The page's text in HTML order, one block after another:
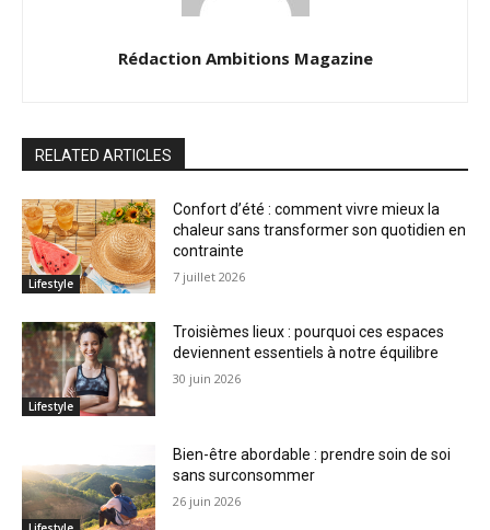
Rédaction Ambitions Magazine
RELATED ARTICLES
Lifestyle
Confort d’été : comment vivre mieux la
chaleur sans transformer son quotidien en
contrainte
7 juillet 2026
Lifestyle
Troisièmes lieux : pourquoi ces espaces
deviennent essentiels à notre équilibre
30 juin 2026
Bien-être abordable : prendre soin de soi
sans surconsommer
26 juin 2026